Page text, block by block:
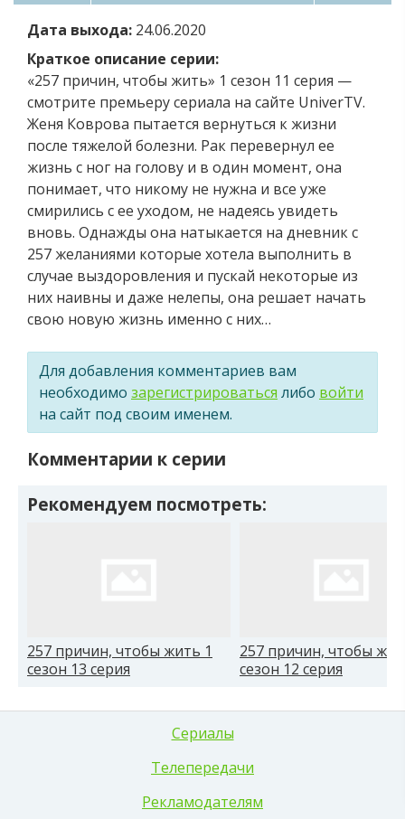
Дата выхода: 24.06.2020
Краткое описание серии:
«257 причин, чтобы жить» 1 сезон 11 серия —
смотрите премьеру сериала на сайте UniverTV.
Женя Коврова пытается вернуться к жизни
после тяжелой болезни. Рак перевернул ее
жизнь с ног на голову и в один момент, она
понимает, что никому не нужна и все уже
смирились с ее уходом, не надеясь увидеть
вновь. Однажды она натыкается на дневник с
257 желаниями которые хотела выполнить в
случае выздоровления и пускай некоторые из
них наивны и даже нелепы, она решает начать
свою новую жизнь именно с них…
Для добавления комментариев вам
необходимо зарегистрироваться либо войти
на сайт под своим именем.
Комментарии к серии
Рекомендуем посмотреть:
257 причин, чтобы жить 1
сезон 13 серия
257 причин, чтобы
сезон 12 серия
Сериалы
Телепередачи
Рекламодателям